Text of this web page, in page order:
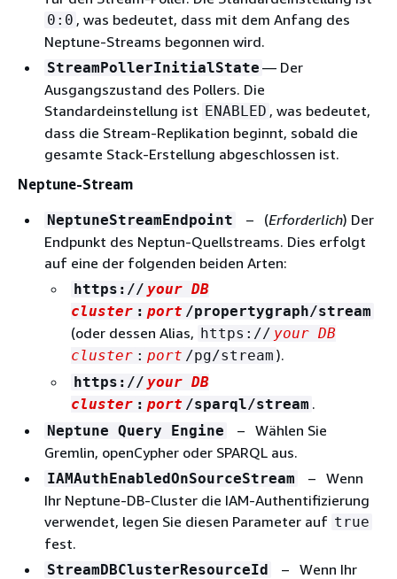
0:0 , was bedeutet, dass mit dem Anfang des
Neptune-Streams begonnen wird.
StreamPollerInitialState — Der
Ausgangszustand des Pollers. Die
Standardeinstellung ist ENABLED , was bedeutet,
dass die Stream-Replikation beginnt, sobald die
gesamte Stack-Erstellung abgeschlossen ist.
Neptune-Stream
NeptuneStreamEndpoint – (Erforderlich) Der
Endpunkt des Neptun-Quellstreams. Dies erfolgt
auf eine der folgenden beiden Arten:
https:// your DB
cluster : port /propertygraph/stream
(oder dessen Alias, https:// your DB
cluster : port /pg/stream ).
https:// your DB
cluster : port /sparql/stream .
Neptune Query Engine
– Wählen Sie
Gremlin, openCypher oder SPARQL aus.
IAMAuthEnabledOnSourceStream
– Wenn
Ihr Neptune-DB-Cluster die IAM-Authentifizierung
verwendet, legen Sie diesen Parameter auf true
fest.
StreamDBClusterResourceId
– Wenn Ihr